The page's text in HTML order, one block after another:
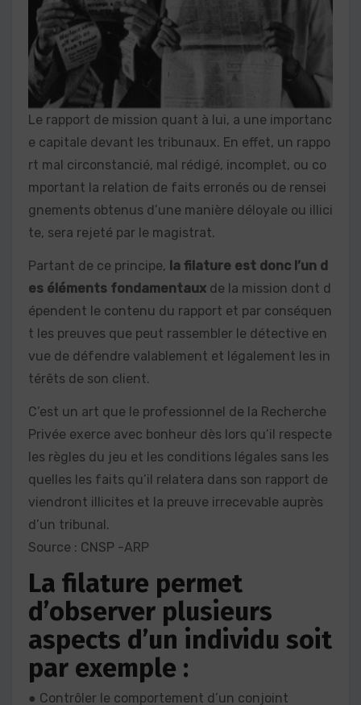
Le rapport de mission quant à lui, a une importanc
e capitale devant les tribunaux. En effet, un rappo
rt mal circonstancié, mal rédigé, incomplet, ou co
mportant la relation de faits erronés ou de rensei
gnements obtenus d’une manière déloyale ou illici
te, sera rejeté par le magistrat.
Partant de ce principe, la filature est donc l’un d
es éléments fondamentaux de la mission dont d
épendent le contenu du rapport et par conséquen
t les preuves que peut rassembler le détective en
vue de défendre valablement et légalement les in
térêts de son client.
C’est un art que le professionnel de la Recherche
Privée exerce avec bonheur dès lors qu’il respecte
les règles du jeu et les conditions légales sans les
quelles les faits qu’il relatera dans son rapport de
viendront illicites et la preuve irrecevable auprès
d’un tribunal.
Source : CNSP -ARP
La filature permet
d’observer plusieurs
aspects d’un individu soit
par exemple :
● Contrôler le comportement d’un conjoint